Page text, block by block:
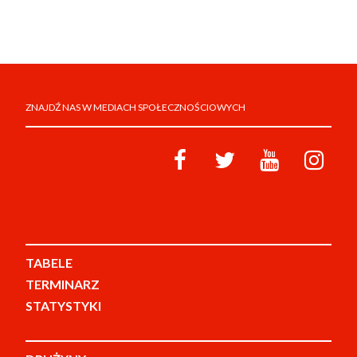
ZNAJDŹ NAS W MEDIACH SPOŁECZNOŚCIOWYCH
TABELE
TERMINARZ
STATYSTYKI